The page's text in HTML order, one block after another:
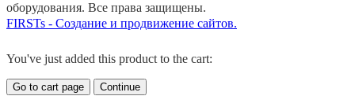
оборудования. Все права защищены.
FIRSTs - Создание и продвижение сайтов.
You've just added this product to the cart:
Go to cart page Continue